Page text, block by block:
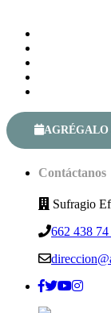
Contáctanos
Sufragio
662 438 74